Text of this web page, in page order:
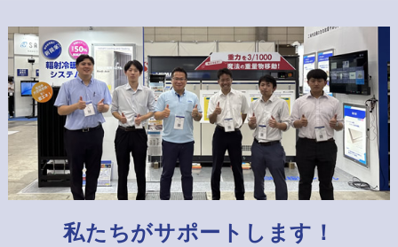
私たちがサポートします！